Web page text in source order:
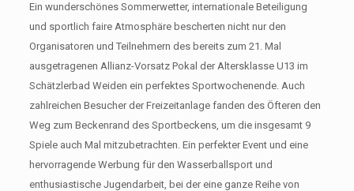
Ein wunderschönes Sommerwetter, internationale Beteiligung
und sportlich faire Atmosphäre bescherten nicht nur den
Organisatoren und Teilnehmern des bereits zum 21. Mal
ausgetragenen Allianz-Vorsatz Pokal der Altersklasse U13 im
Schätzlerbad Weiden ein perfektes Sportwochenende. Auch
zahlreichen Besucher der Freizeitanlage fanden des Öfteren den
Weg zum Beckenrand des Sportbeckens, um die insgesamt 9
Spiele auch Mal mitzubetrachten. Ein perfekter Event und eine
hervorragende Werbung für den Wasserballsport und
enthusiastische Jugendarbeit, bei der eine ganze Reihe von